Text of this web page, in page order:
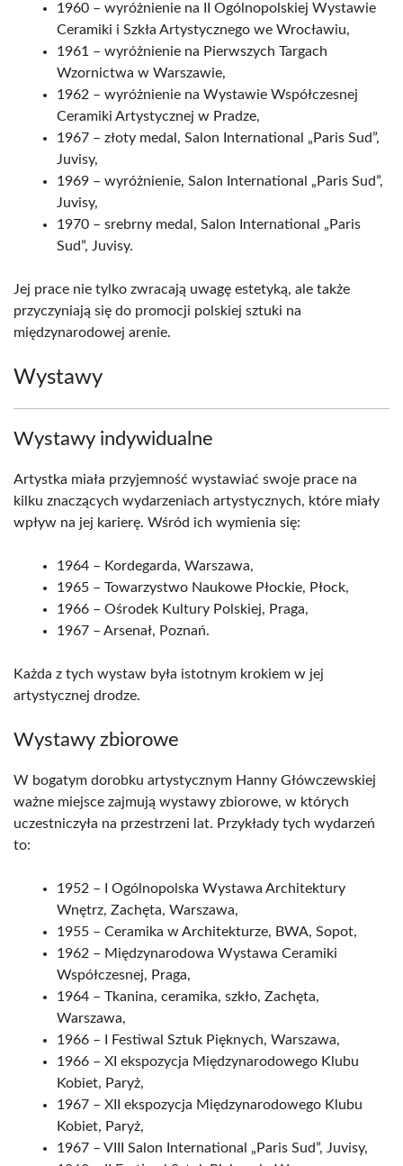
1960 – wyróżnienie na II Ogólnopolskiej Wystawie
Ceramiki i Szkła Artystycznego we Wrocławiu,
1961 – wyróżnienie na Pierwszych Targach
Wzornictwa w Warszawie,
1962 – wyróżnienie na Wystawie Współczesnej
Ceramiki Artystycznej w Pradze,
1967 – złoty medal, Salon International „Paris Sud”,
Juvisy,
1969 – wyróżnienie, Salon International „Paris Sud”,
Juvisy,
1970 – srebrny medal, Salon International „Paris
Sud”, Juvisy.
Jej prace nie tylko zwracają uwagę estetyką, ale także
przyczyniają się do promocji polskiej sztuki na
międzynarodowej arenie.
Wystawy
Wystawy indywidualne
Artystka miała przyjemność wystawiać swoje prace na
kilku znaczących wydarzeniach artystycznych, które miały
wpływ na jej karierę. Wśród ich wymienia się:
1964 – Kordegarda, Warszawa,
1965 – Towarzystwo Naukowe Płockie, Płock,
1966 – Ośrodek Kultury Polskiej, Praga,
1967 – Arsenał, Poznań.
Każda z tych wystaw była istotnym krokiem w jej
artystycznej drodze.
Wystawy zbiorowe
W bogatym dorobku artystycznym Hanny Główczewskiej
ważne miejsce zajmują wystawy zbiorowe, w których
uczestniczyła na przestrzeni lat. Przykłady tych wydarzeń
to:
1952 – I Ogólnopolska Wystawa Architektury
Wnętrz, Zachęta, Warszawa,
1955 – Ceramika w Architekturze, BWA, Sopot,
1962 – Międzynarodowa Wystawa Ceramiki
Współczesnej, Praga,
1964 – Tkanina, ceramika, szkło, Zachęta,
Warszawa,
1966 – I Festiwal Sztuk Pięknych, Warszawa,
1966 – XI ekspozycja Międzynarodowego Klubu
Kobiet, Paryż,
1967 – XII ekspozycja Międzynarodowego Klubu
Kobiet, Paryż,
1967 – VIII Salon International „Paris Sud”, Juvisy,